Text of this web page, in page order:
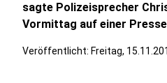
sagte Polizeisprecher
Vormittag auf einer
Veröffentlicht: Freitag,